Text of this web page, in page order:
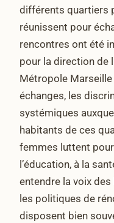
différents quartiers
réunissent pour
rencontres ont été
pour la direction de
Métropole
échanges, les
systémiques
habitants de ces
femmes luttent
l’éducation, à la
entendre la voix
les politiques de
disposent bien